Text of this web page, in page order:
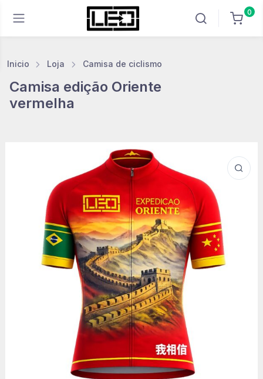
0
Inicio Loja Camisa de ciclismo
Camisa edição Oriente
vermelha